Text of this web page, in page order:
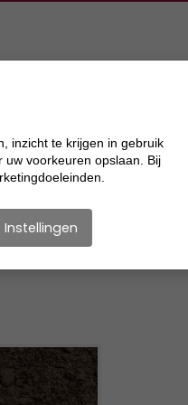
2506
9321
inzicht te krijgen in gebruik
voorkeuren opslaan. Bij
Instellingen